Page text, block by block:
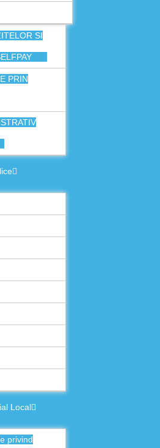
SI
PRIN
Local
privind